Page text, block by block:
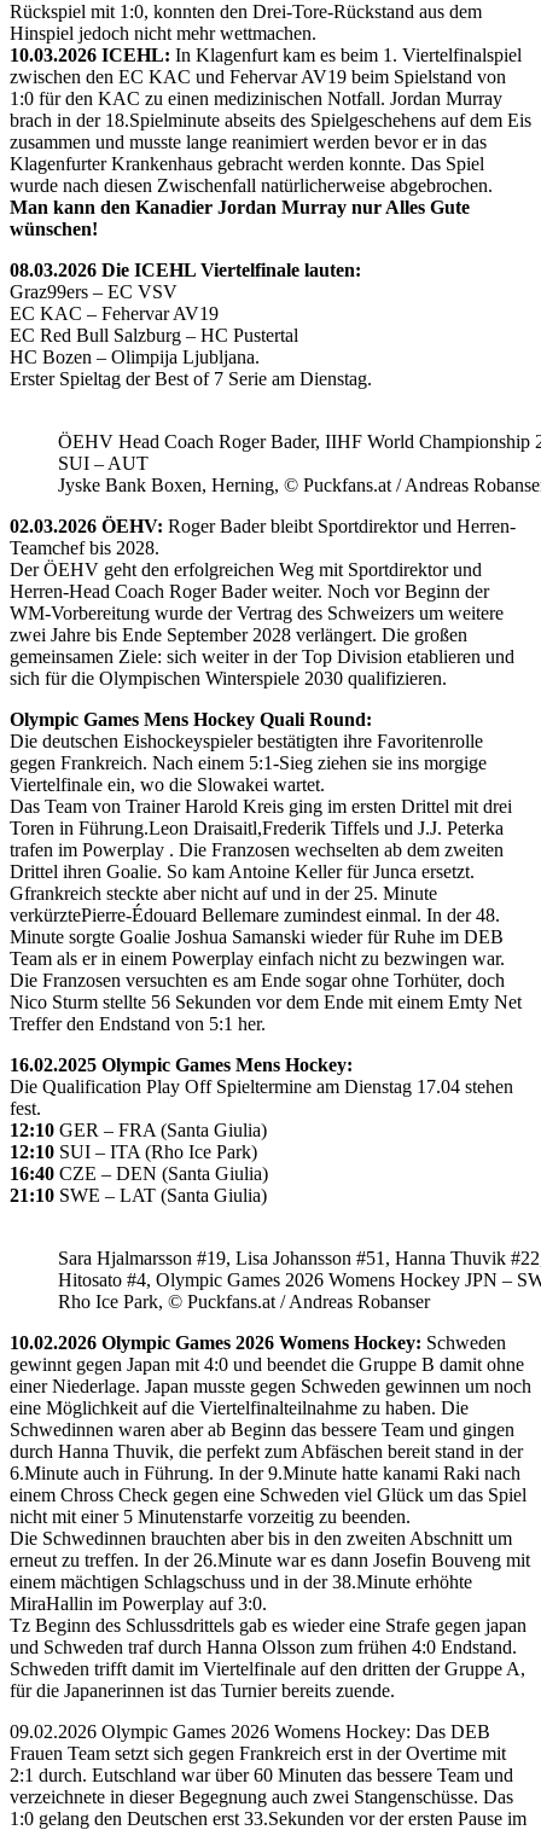
Rückspiel mit 1:0, konnten den Drei-Tore-Rückstand aus dem
Hinspiel jedoch nicht mehr wettmachen.
10.03.2026 ICEHL: In Klagenfurt kam es beim 1. Viertelfinalspiel
zwischen den EC KAC und Fehervar AV19 beim Spielstand von
1:0 für den KAC zu einen medizinischen Notfall. Jordan Murray
brach in der 18.Spielminute abseits des Spielgeschehens auf dem Eis
zusammen und musste lange reanimiert werden bevor er in das
Klagenfurter Krankenhaus gebracht werden konnte. Das Spiel
wurde nach diesen Zwischenfall natürlicherweise abgebrochen.
Man kann den Kanadier Jordan Murray nur Alles Gute
wünschen!
08.03.2026 Die ICEHL Viertelfinale lauten:
Graz99ers – EC VSV
EC KAC – Fehervar AV19
EC Red Bull Salzburg – HC Pustertal
HC Bozen – Olimpija Ljubljana.
Erster Spieltag der Best of 7 Serie am Dienstag.
ÖEHV Head Coach Roger Bader, IIHF World Championship
SUI – AUT
Jyske Bank Boxen, Herning, © Puckfans.at / Andreas
02.03.2026 ÖEHV: Roger Bader bleibt Sportdirektor und Herren-
Teamchef bis 2028.
Der ÖEHV geht den erfolgreichen Weg mit Sportdirektor und
Herren-Head Coach Roger Bader weiter. Noch vor Beginn der
WM-Vorbereitung wurde der Vertrag des Schweizers um weitere
zwei Jahre bis Ende September 2028 verlängert. Die großen
gemeinsamen Ziele: sich weiter in der Top Division etablieren und
sich für die Olympischen Winterspiele 2030 qualifizieren.
Olympic Games Mens Hockey Quali Round:
Die deutschen Eishockeyspieler bestätigten ihre Favoritenrolle
gegen Frankreich. Nach einem 5:1-Sieg ziehen sie ins morgige
Viertelfinale ein, wo die Slowakei wartet.
Das Team von Trainer Harold Kreis ging im ersten Drittel mit drei
Toren in Führung.Leon Draisaitl,Frederik Tiffels und J.J. Peterka
trafen im Powerplay . Die Franzosen wechselten ab dem zweiten
Drittel ihren Goalie. So kam Antoine Keller für Junca ersetzt.
Gfrankreich steckte aber nicht auf und in der 25. Minute
verkürztePierre-Édouard Bellemare zumindest einmal. In der 48.
Minute sorgte Goalie Joshua Samanski wieder für Ruhe im DEB
Team als er in einem Powerplay einfach nicht zu bezwingen war.
Die Franzosen versuchten es am Ende sogar ohne Torhüter, doch
Nico Sturm stellte 56 Sekunden vor dem Ende mit einem Emty Net
Treffer den Endstand von 5:1 her.
16.02.2025 Olympic Games Mens Hockey:
Die Qualification Play Off Spieltermine am Dienstag 17.04 stehen
fest.
12:10 GER – FRA (Santa Giulia)
12:10 SUI – ITA (Rho Ice Park)
16:40 CZE – DEN (Santa Giulia)
21:10 SWE – LAT (Santa Giulia)
Sara Hjalmarsson #19, Lisa Johansson #51, Hanna Thuvik
Hitosato #4, Olympic Games 2026 Womens Hockey JPN –
Rho Ice Park, © Puckfans.at / Andreas Robanser
10.02.2026 Olympic Games 2026 Womens Hockey: Schweden
gewinnt gegen Japan mit 4:0 und beendet die Gruppe B damit ohne
einer Niederlage. Japan musste gegen Schweden gewinnen um noch
eine Möglichkeit auf die Viertelfinalteilnahme zu haben. Die
Schwedinnen waren aber ab Beginn das bessere Team und gingen
durch Hanna Thuvik, die perfekt zum Abfäschen bereit stand in der
6.Minute auch in Führung. In der 9.Minute hatte kanami Raki nach
einem Chross Check gegen eine Schweden viel Glück um das Spiel
nicht mit einer 5 Minutenstarfe vorzeitig zu beenden.
Die Schwedinnen brauchten aber bis in den zweiten Abschnitt um
erneut zu treffen. In der 26.Minute war es dann Josefin Bouveng mit
einem mächtigen Schlagschuss und in der 38.Minute erhöhte
MiraHallin im Powerplay auf 3:0.
Tz Beginn des Schlussdrittels gab es wieder eine Strafe gegen japan
und Schweden traf durch Hanna Olsson zum frühen 4:0 Endstand.
Schweden trifft damit im Viertelfinale auf den dritten der Gruppe A,
für die Japanerinnen ist das Turnier bereits zuende.
09.02.2026 Olympic Games 2026 Womens Hockey: Das DEB
Frauen Team setzt sich gegen Frankreich erst in der Overtime mit
2:1 durch. Eutschland war über 60 Minuten das bessere Team und
verzeichnete in dieser Begegnung auch zwei Stangenschüsse. Das
1:0 gelang den Deutschen erst 33.Sekunden vor der ersten Pause im